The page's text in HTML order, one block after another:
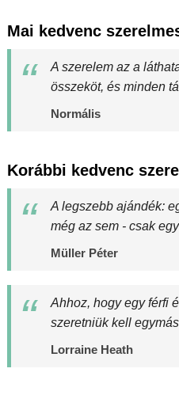
Mai kedvenc
A szerelem az a
összeköt, és minden
Normális
Korábbi kedvenc
A legszebb ajándék:
még az sem - csak
Müller Péter
Ahhoz, hogy egy férfi
szeretniük kell
Lorraine Heath